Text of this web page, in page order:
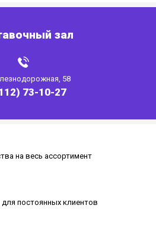
зал
58
73-10-27
на весь ассортимент
для постоянных клиентов